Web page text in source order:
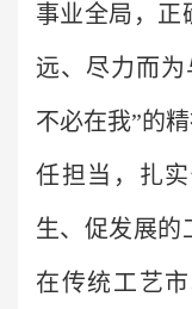
事业全局，正
远、尽力而
不必在我”的
任担当，扎
生、促发展的
在传统工艺